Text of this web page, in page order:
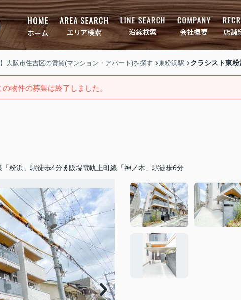
ホーム エリア検索 沿線検索 会社概要 店舗
】大阪市住吉区の賃貸(マンション・アパート)を探す 東粉浜駅 クラシスト東
の物件の募集は終了しました。
「粉浜」駅徒歩4分 阪堺電軌上町線「神ノ木」駅徒歩6分